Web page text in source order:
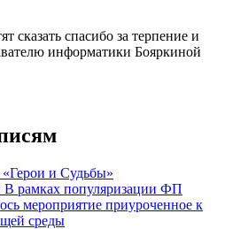
сказать спасибо за терпение и
информатики Бояркиной
«Герои и Судьбы»
В рамках популяризации ФП
мероприятие приуроченное к
среды